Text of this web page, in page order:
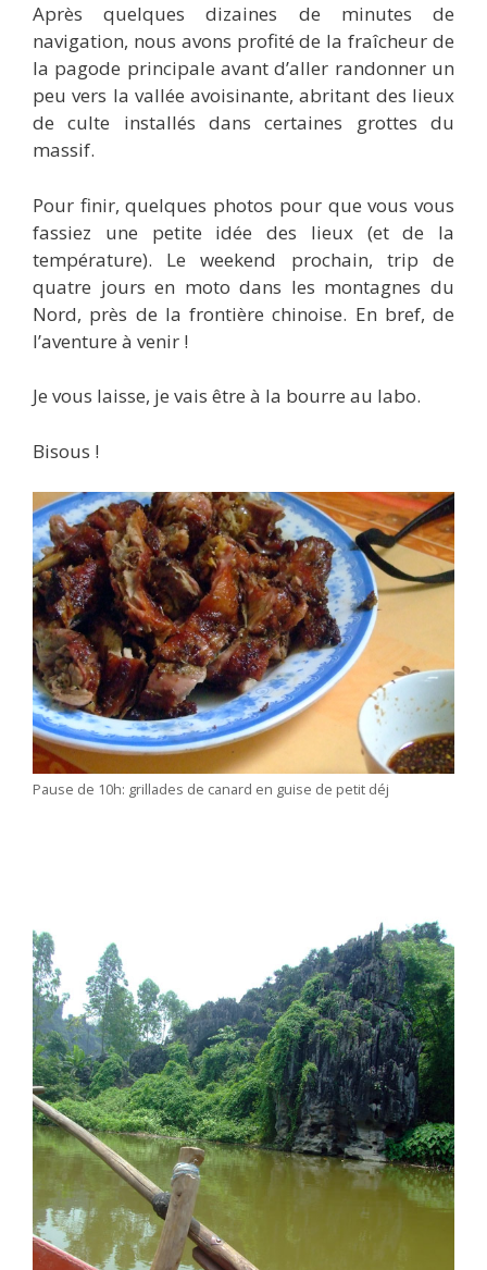
Après quelques dizaines de minutes de
navigation, nous avons profité de la fraîcheur de
la pagode principale avant d’aller randonner un
peu vers la vallée avoisinante, abritant des lieux
de culte installés dans certaines grottes du
massif.
Pour finir, quelques photos pour que vous vous
fassiez une petite idée des lieux (et de la
température). Le weekend prochain, trip de
quatre jours en moto dans les montagnes du
Nord, près de la frontière chinoise. En bref, de
l’aventure à venir !
Je vous laisse, je vais être à la bourre au labo.
Bisous !
Pause de 10h: grillades de canard en guise de petit déj